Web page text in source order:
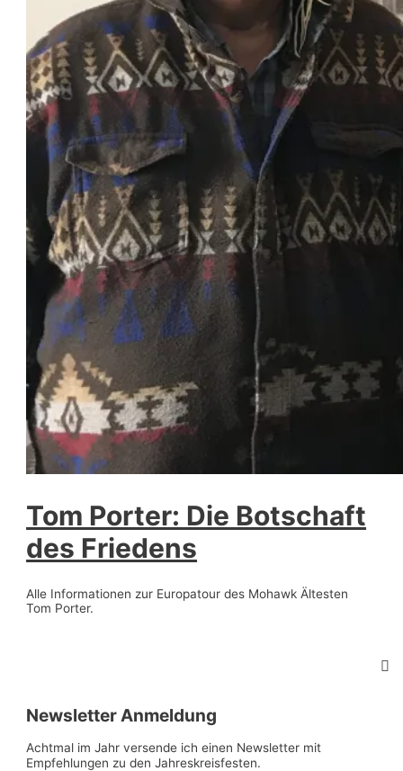
Tom Porter: Die Botschaft
des Friedens
Alle Informationen zur Europatour des Mohawk Ältesten
Tom Porter.
Newsletter Anmeldung
Achtmal im Jahr versende ich einen Newsletter mit
Empfehlungen zu den Jahreskreisfesten.